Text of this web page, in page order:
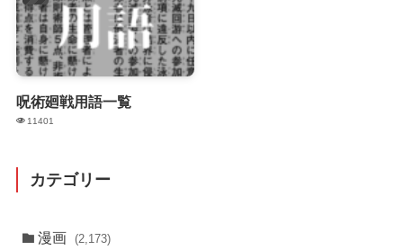
呪術廻戦用語一覧
11401
カテゴリー
漫画 (2,173)